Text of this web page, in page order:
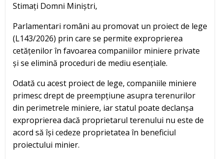
Stimați Domni Miniștri,
Parlamentari români au promovat un proiect de lege
(L143/2026) prin care se permite exproprierea
cetățenilor în favoarea companiilor miniere private
și se elimină proceduri de mediu esențiale.
Odată cu acest proiect de lege, companiile miniere
primesc drept de preempțiune asupra terenurilor
din perimetrele miniere, iar statul poate declanșa
exproprierea dacă proprietarul terenului nu este de
acord să își cedeze proprietatea în beneficiul
proiectului minier.